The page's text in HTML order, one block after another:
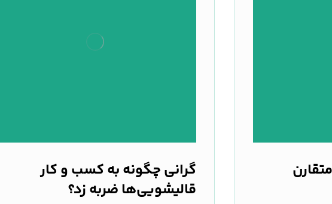
گرانی چگونه به کسب و کار
قالیشویی‌ها ضربه زد؟